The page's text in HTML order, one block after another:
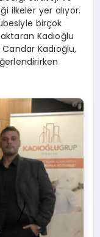
ilkeler yer alıyor.
birçok
Kadıoğlu
Kadıoğlu,